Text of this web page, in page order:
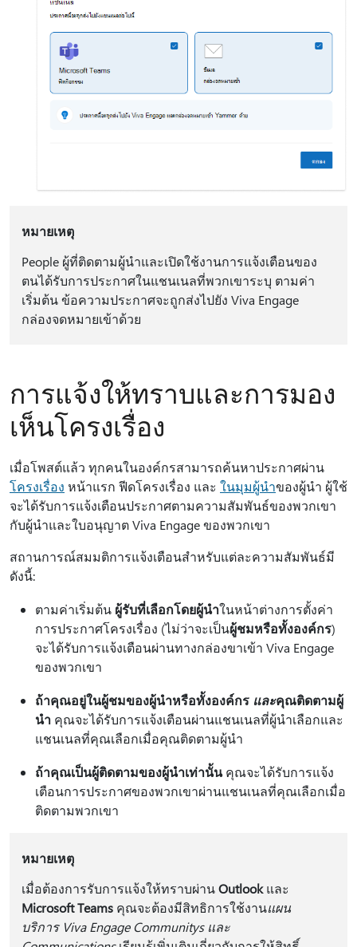
หมายเหตุ
People ผู้ที่ติดตามผู้นําและเปิดใช้งานการแจ้งเตือนของ
ตนได้รับการประกาศในแชนเนลที่พวกเขาระบุ ตามค่า
เริ่มต้น ข้อความประกาศจะถูกส่งไปยัง Viva Engage
กล่องจดหมายเข้าด้วย
การแจ้งให้ทราบและการมอง
เห็นโครงเรื่อง
เมื่อโพสต์แล้ว ทุกคนในองค์กรสามารถค้นหาประกาศผ่าน
โครงเรื่อง หน้าแรก ฟีดโครงเรื่อง และ ในมุมผู้นําของผู้นํา ผู้ใช้
จะได้รับการแจ้งเตือนประกาศตามความสัมพันธ์ของพวกเขา
กับผู้นําและใบอนุญาต Viva Engage ของพวกเขา
สถานการณ์สมมติการแจ้งเตือนสําหรับแต่ละความสัมพันธ์มี
ดังนี้:
ตามค่าเริ่มต้น ผู้รับที่เลือกโดยผู้นําในหน้าต่างการตั้งค่า
การประกาศโครงเรื่อง (ไม่ว่าจะเป็นผู้ชมหรือทั้งองค์กร)
จะได้รับการแจ้งเตือนผ่านทางกล่องขาเข้า Viva Engage
ของพวกเขา
ถ้าคุณอยู่ในผู้ชมของผู้นําหรือทั้งองค์กร และคุณติดตามผู้
นํา คุณจะได้รับการแจ้งเตือนผ่านแชนเนลที่ผู้นําเลือกและ
แชนเนลที่คุณเลือกเมื่อคุณติดตามผู้นํา
ถ้าคุณเป็นผู้ติดตามของผู้นําเท่านั้นคุณจะได้รับการแจ้ง
เตือนการประกาศของพวกเขาผ่านแชนเนลที่คุณเลือกเมื่อ
ติดตามพวกเขา
หมายเหตุ
เมื่อต้องการรับการแจ้งให้ทราบผ่านOutlookและ
Microsoft Teamsคุณจะต้องมีสิทธิการใช้งานแผน
บริการ Viva Engage Communitys และ